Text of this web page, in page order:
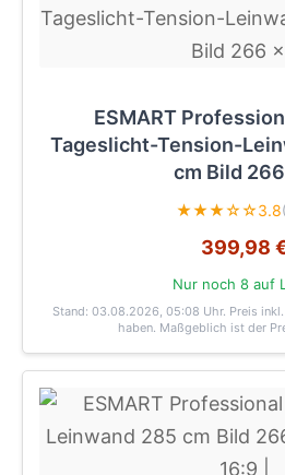
ESMART
Tageslicht-Tension-
cm Bild
★★★☆☆3.8
399,98
Nur noch 8 auf
Stand: 03.08.2026, 05:08 Uhr. Preis
haben. Maßgeblich ist der